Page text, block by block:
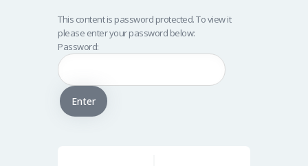
This content is password protected. To view it
please enter your password below:
Password: